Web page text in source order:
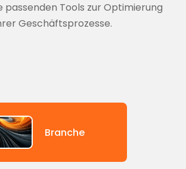
passenden Tools zur Optimierung
Geschäftsprozesse.
Branche